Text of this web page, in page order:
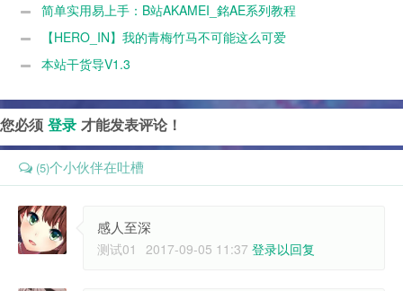
简单实用易上手：B站AKAMEI_銘AE系列教程
【HERO_IN】我的青梅竹马不可能这么可爱
本站干货导V1.3
您必须 登录 才能发表评论！
(5)个小伙伴在吐槽
感人至深
测试01 2017-09-05 11:37 登录以回复